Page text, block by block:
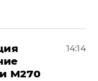
M270
14:14